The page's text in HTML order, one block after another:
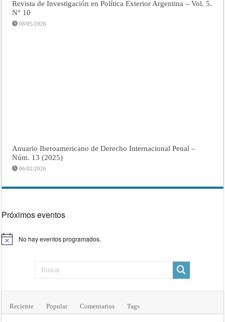
Revista de Investigación en Política Exterior Argentina – Vol. 5.
N° 10
08/05/2026
Anuario Iberoamericano de Derecho Internacional Penal –
Núm. 13 (2025)
06/02/2026
Próximos eventos
Aviso No hay eventos programados.
Reciente Popular Comentarios Tags